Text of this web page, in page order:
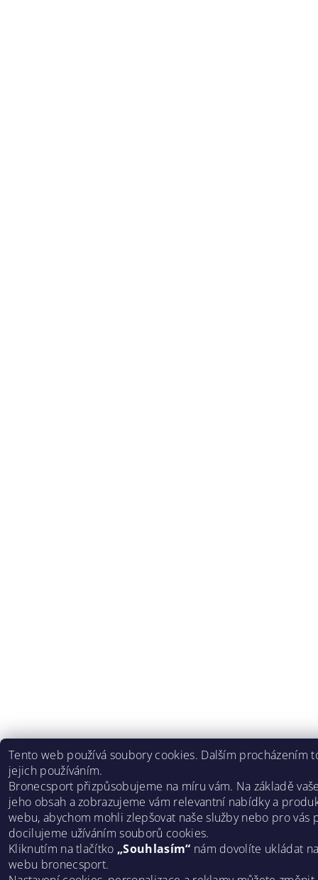
Tento web používá soubory cookies. Dalším procházením
jejich používáním.
Bronecsport přizpůsobujeme na míru vám. Na základě
jeho obsah a zobrazujeme vám relevantní nabídky a
webu, abychom mohli zlepšovat naše služby nebo pro vás
docilujeme užíváním souborů cookies.
Kliknutím na tlačítko „Souhlasím“ nám dovolíte ukládat
webu bronecsport.